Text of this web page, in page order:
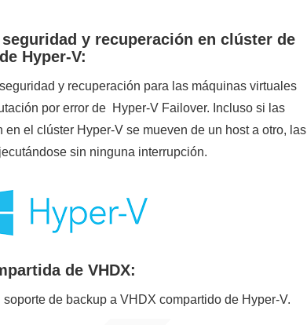
y recuperación en clúster de
Hyper-V:
y recuperación para las máquinas virtuales
por error de Hyper-V Failover. Incluso si las
el clúster Hyper-V se mueven de un host a otro, las
sin ninguna interrupción.
de VHDX:
de backup a VHDX compartido de Hyper-V.